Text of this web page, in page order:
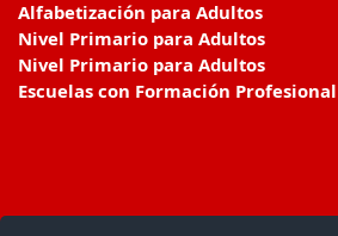
Alfabetización para Adultos
Nivel Primario para Adultos
Nivel Primario para Adultos
Escuelas con Formación